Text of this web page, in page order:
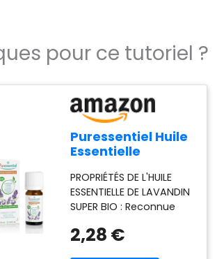
pour ce tutoriel ?
Puressentiel Huile
Essentielle
HEBBD BIO 10 ml
PROPRIÉTÉS DE L'HUILE
ESSENTIELLE DE LAVANDIN
SUPER BIO : Reconnue
relaxantes et
2,28 €